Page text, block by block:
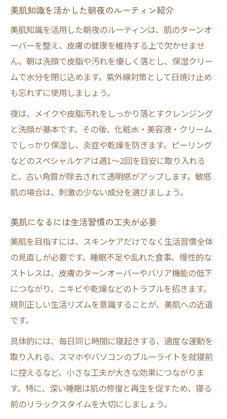
美肌知識を活かした朝夜のルーティン紹介
美肌知識を活用した朝夜のルーティンは、肌のターンオ
ーバーを整え、皮膚の健康を維持する上で欠かせませ
ん。朝は洗顔で皮脂や汚れを優しく落とし、保湿クリー
ムで水分を閉じ込めます。紫外線対策として日焼け止め
も忘れずに使用しましょう。
夜は、メイクや皮脂汚れをしっかり落とすクレンジング
と洗顔が基本です。その後、化粧水・美容液・クリーム
でしっかり保湿し、炎症や乾燥を防ぎます。ピーリング
などのスペシャルケアは週1〜2回を目安に取り入れる
と、古い角質が除去されて透明感がアップします。敏感
肌の場合は、刺激の少ない成分を選びましょう。
美肌になるには生活習慣の工夫が必要
美肌を目指すには、スキンケアだけでなく生活習慣全体
の見直しが必要です。睡眠不足や乱れた食事、慢性的な
ストレスは、皮膚のターンオーバーやバリア機能の低下
につながり、ニキビや乾燥などのトラブルを招きます。
規則正しい生活リズムを意識することが、美肌への近道
です。
具体的には、毎日同じ時間に寝起きする、適度な運動を
取り入れる、スマホやパソコンのブルーライトを就寝前
に控えるなど、小さな工夫が大きな効果につながりま
す。特に、深い睡眠は肌の修復と再生を促すため、寝る
前のリラックスタイムを大切にしましょう。